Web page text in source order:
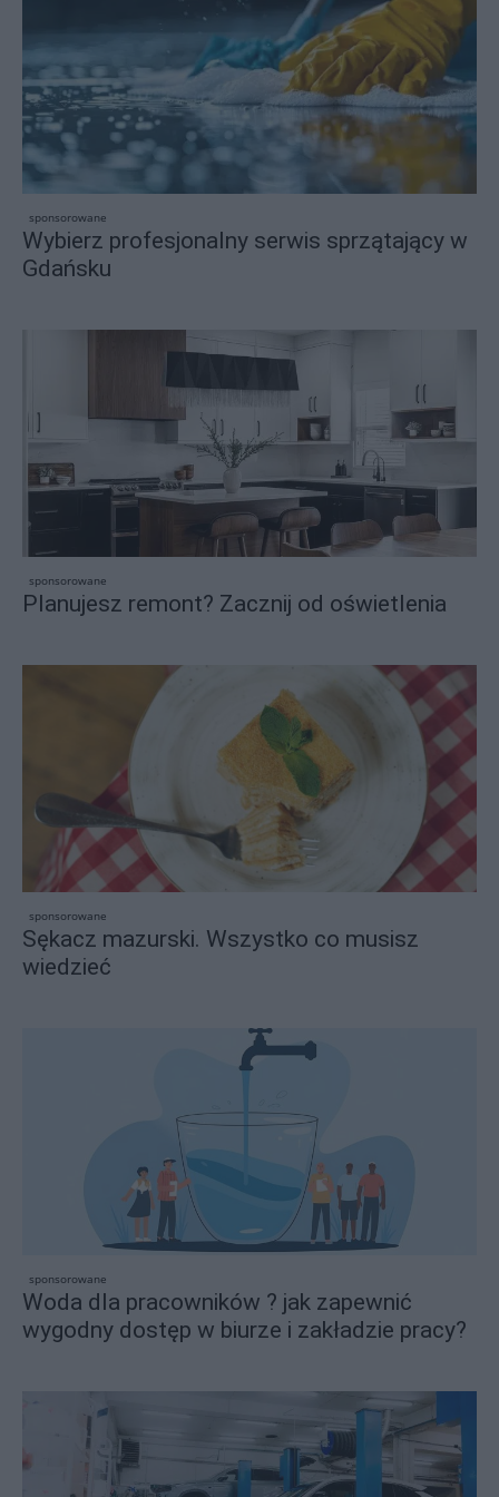
sponsorowane
Wybierz profesjonalny serwis sprzątający w
Gdańsku
sponsorowane
Planujesz remont? Zacznij od oświetlenia
sponsorowane
Sękacz mazurski. Wszystko co musisz
wiedzieć
sponsorowane
Woda dla pracowników ? jak zapewnić
wygodny dostęp w biurze i zakładzie pracy?